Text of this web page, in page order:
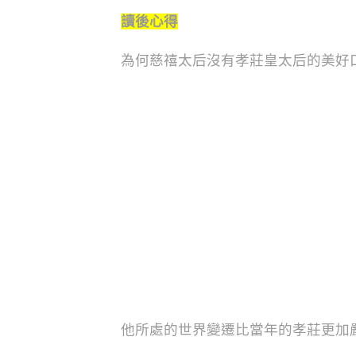
讀後心得
為何慈禧太后沒有孝莊皇太后的美好
他所處的世界變遷比當年的孝莊更加